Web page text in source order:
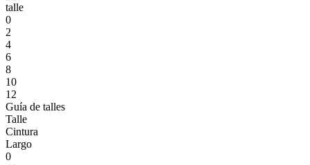
talle
0
2
4
6
8
10
12
Guía de talles
Talle
Cintura
Largo
0